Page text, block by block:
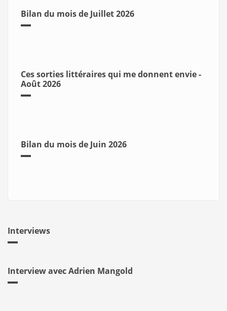
Bilan du mois de Juillet 2026
Ces sorties littéraires qui me donnent envie -
Août 2026
Bilan du mois de Juin 2026
Interviews
Interview avec Adrien Mangold